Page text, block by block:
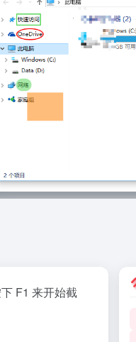
F1 来开始截